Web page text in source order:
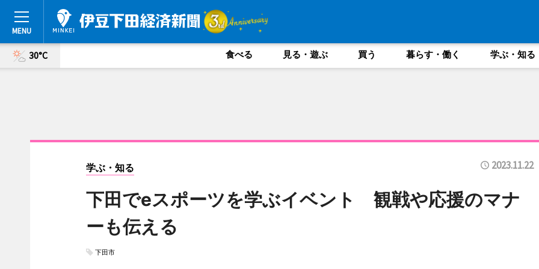
30°C 食べる 見る・遊ぶ 買う 暮らす・働く 学ぶ・知る
学ぶ・知る 2023.11.22
下田でeスポーツを学ぶイベント 観戦や応援のマナ
ーも伝える
下田市